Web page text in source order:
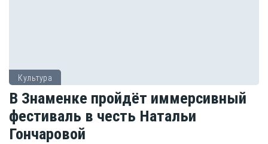
Культура
В Знаменке пройдёт иммерсивный
фестиваль в честь Натальи
Гончаровой